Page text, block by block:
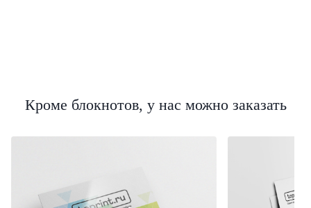
Кроме блокнотов, у нас можно заказать